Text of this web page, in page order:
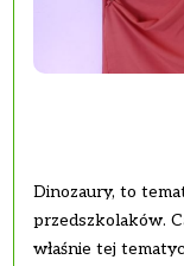
Dinozaury, to
przedszkolaków.
właśnie tej